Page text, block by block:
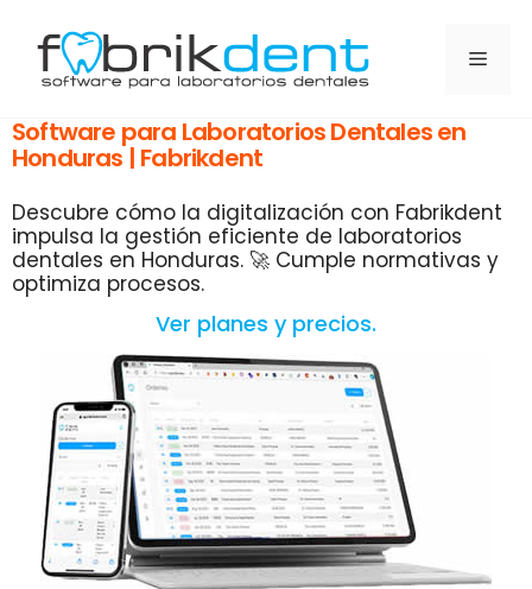
Software para Laboratorios Dentales en
Honduras | Fabrikdent
Descubre cómo la digitalización con Fabrikdent
impulsa la gestión eficiente de laboratorios
dentales en Honduras. 🚀 Cumple normativas y
optimiza procesos.
Ver planes y precios.